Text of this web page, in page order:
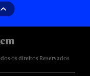
os direitos Reservados